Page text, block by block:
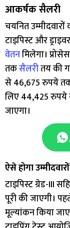
आकर्षक सैलरी
चयनित
टाइपिस्ट और
वेतनमिलेगा।
तकसैलरीतय की
से 46,675 रुपये तक
लिए 44,425
जाएगा।
ऐसे होगा
टाइपिस्ट ग्रेड-III
पूरी की जाएगी।
मूल्यांकन किया